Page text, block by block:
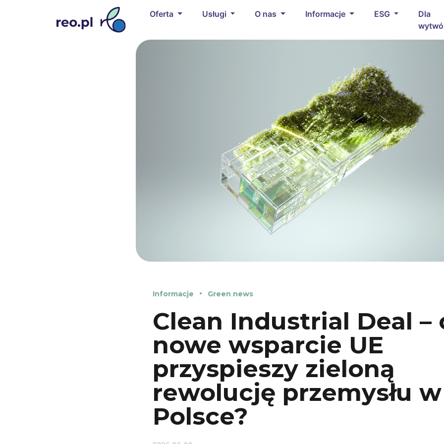
Oferta Usługi O nas Informacje ESG
Dla
Informacje Green news
Clean Industrial Deal –
nowe wsparcie UE
przyspieszy zieloną
rewolucję przemysłu w
Polsce?